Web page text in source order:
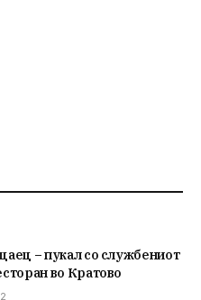
– пукал со службениот
во Кратово